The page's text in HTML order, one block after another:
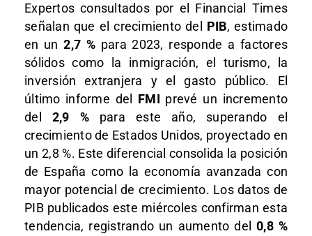
Expertos consultados por el Financial Times
señalan que el crecimiento del PIB, estimado
en un2,7 % para 2023, responde a factores
sólidos como la inmigración, el turismo, la
inversión extranjera y el gasto público. El
último informe del FMI prevé un incremento
del 2,9 %para este año, superando el
crecimiento de Estados Unidos, proyectado en
un 2,8 %. Este diferencial consolida la posición
de España como la economía avanzada con
mayor potencial de crecimiento. Los datos de
PIB publicados este miércoles confirman esta
tendencia, registrando un aumento del0,8 %